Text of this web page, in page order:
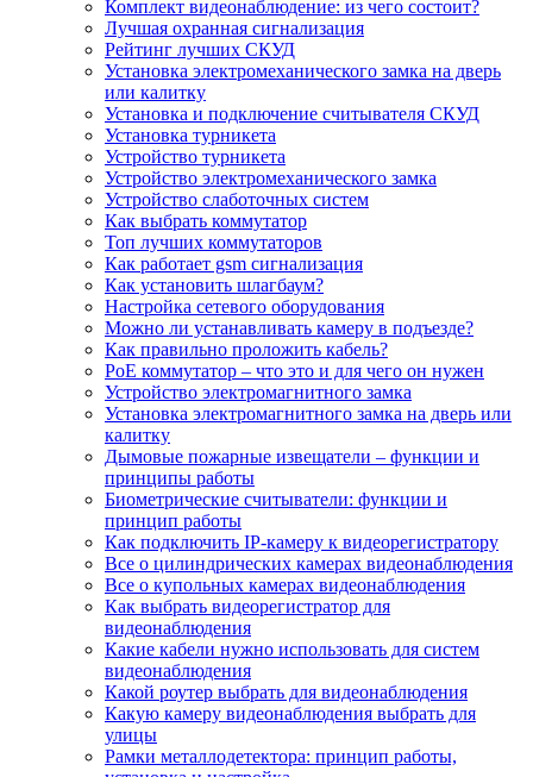
Комплект видеонаблюдение: из чего состоит?
Лучшая охранная сигнализация
Рейтинг лучших СКУД
Установка электромеханического замка на дверь
или калитку
Установка и подключение считывателя СКУД
Установка турникета
Устройство турникета
Устройство электромеханического замка
Устройство слаботочных систем
Как выбрать коммутатор
Топ лучших коммутаторов
Как работает gsm сигнализация
Как установить шлагбаум?
Настройка сетевого оборудования
Можно ли устанавливать камеру в подъезде?
Как правильно проложить кабель?
PoE коммутатор – что это и для чего он нужен
Устройство электромагнитного замка
Установка электромагнитного замка на дверь или
калитку
Дымовые пожарные извещатели – функции и
принципы работы
Биометрические считыватели: функции и
принцип работы
Как подключить IP-камеру к видеорегистратору
Все о цилиндрических камерах видеонаблюдения
Все о купольных камерах видеонаблюдения
Как выбрать видеорегистратор для
видеонаблюдения
Какие кабели нужно использовать для систем
видеонаблюдения
Какой роутер выбрать для видеонаблюдения
Какую камеру видеонаблюдения выбрать для
улицы
Рамки металлодетектора: принцип работы,